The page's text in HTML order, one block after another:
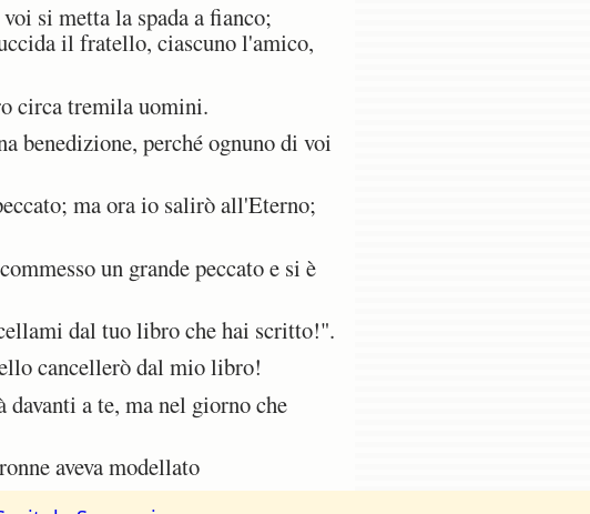
si metta la spada a fianco;
il fratello, ciascuno l'amico,
circa tremila uomini.
benedizione, perché ognuno di voi
ma ora io salirò all'Eterno;
un grande peccato e si è
dal tuo libro che hai scritto!".
cancellerò dal mio libro!
a te, ma nel giorno che
aveva modellato